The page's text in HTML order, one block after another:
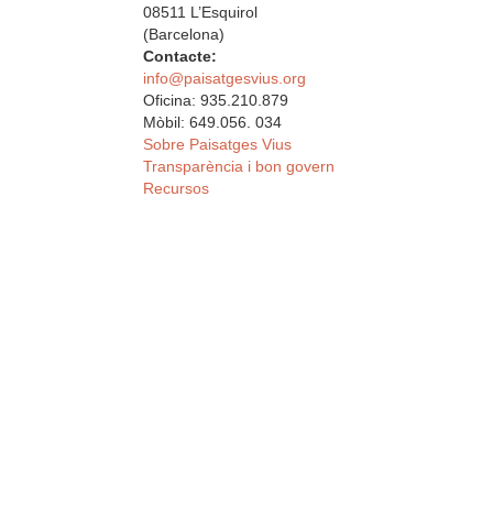
08511 L’Esquirol
(Barcelona)
Contacte:
info@paisatgesvius.org
Oficina: 935.210.879
Mòbil: 649.056. 034
Sobre Paisatges Vius
Transparència i bon govern
Recursos